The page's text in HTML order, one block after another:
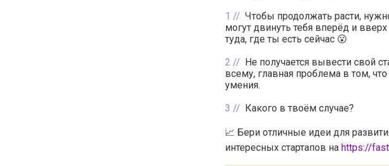
1
Чтобы продолжать расти,
могут двинуть тебя вперёд и
туда, где ты есть сейчас 😮
2
Не получается вывести свой
всему, главная проблема в том,
умения.
3
Какого в твоём случае?
📈 Бери отличные идеи для
интересных стартапов на https://